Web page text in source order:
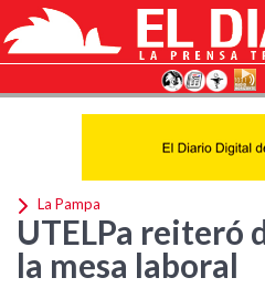
La Pampa
UTELPa reiteró
la mesa laboral